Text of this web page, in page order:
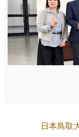
日本鳥取